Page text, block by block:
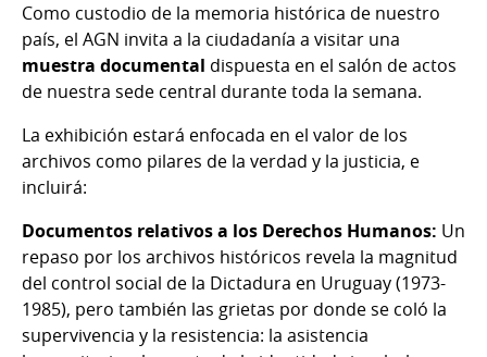
Como custodio de la memoria histórica de nuestro
país, el AGN invita a la ciudadanía a visitar una
muestra documental dispuesta en el salón de actos
de nuestra sede central durante toda la semana.
La exhibición estará enfocada en el valor de los
archivos como pilares de la verdad y la justicia, e
incluirá:
Documentos relativos a los Derechos Humanos: Un
repaso por los archivos históricos revela la magnitud
del control social de la Dictadura en Uruguay (1973-
1985), pero también las grietas por donde se coló la
supervivencia y la resistencia: la asistencia